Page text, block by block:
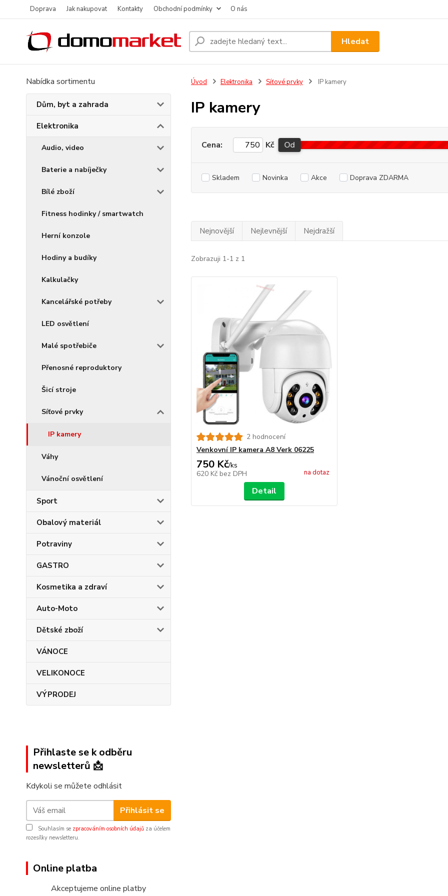
Doprava Jak nakupovat Kontakty Obchodní podmínky O nás
Hledat
Nabídka sortimentu
Dům, byt a zahrada
Elektronika
Audio, video
Baterie a nabíječky
Bílé zboží
Fitness hodinky / smartwatch
Herní konzole
Hodiny a budíky
Kalkulačky
Kancelářské potřeby
LED osvětlení
Malé spotřebiče
Přenosné reproduktory
Šicí stroje
Síťové prvky
IP kamery
Váhy
Vánoční osvětlení
Sport
Obalový materiál
Potraviny
GASTRO
Kosmetika a zdraví
Auto-Moto
Dětské zboží
VÁNOCE
VELIKONOCE
VÝPRODEJ
Přihlaste se k odběru
newsletterů 📩
Kdykoli se můžete odhlásit
Přihlásit se
Souhlasím se zpracováním osobních údajů za účelem
rozesílky newsletteru.
Online platba
Akceptujeme online platby
Úvod Elektronika Síťové prvky IP kamery
IP kamery
Cena: Kč Od
Skladem Novinka Akce Doprava ZDARMA
Nejnovější Nejlevnější Nejdražší
Zobrazuji 1-1 z 1
2 hodnocení
Venkovní IP kamera A8 Verk 06225
750 Kč/ks
620 Kč bez DPH na dotaz
Detail